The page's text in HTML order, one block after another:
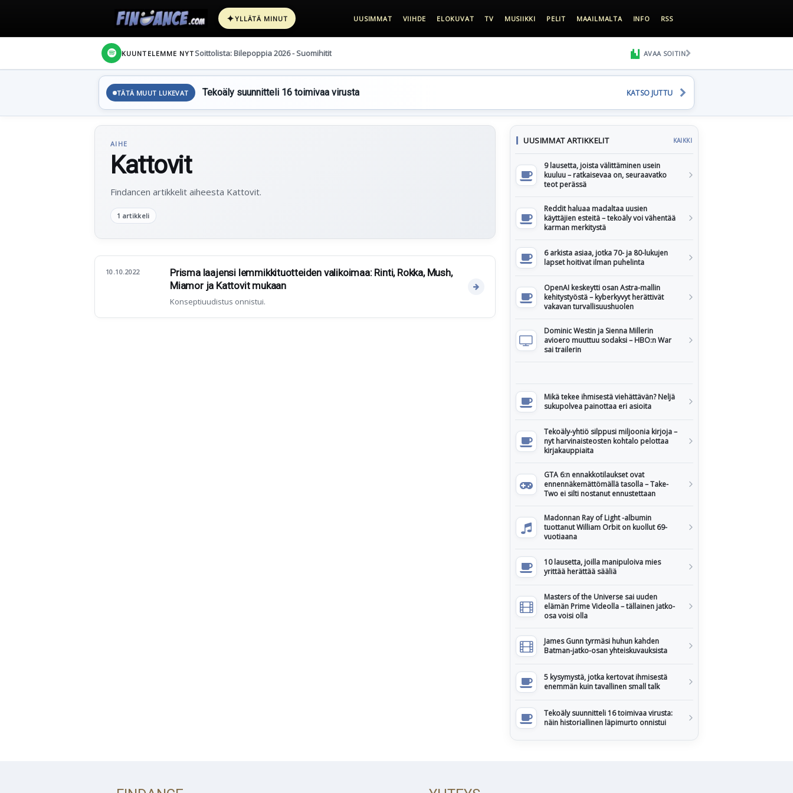
✦YLLÄTÄ MINUT UUSIMMAT VIIHDE ELOKUVAT TV MUSIIKKI PELIT MAAILMALTA INFO RSS
KUUNTELEMME NYT Soittolista: Bilepoppia 2026 - Suomihitit AVAA SOITIN
TÄTÄ MUUT LUKEVAT Tekoäly suunnitteli 16 toimivaa virusta KATSO JUTTU
AIHE
Kattovit
Findancen artikkelit aiheesta Kattovit.
1 artikkeli
10.10.2022
Prisma laajensi lemmikkituotteiden valikoimaa: Rinti, Rokka, Mush,
Miamor ja Kattovit mukaan
Konseptiuudistus onnistui.
UUSIMMAT ARTIKKELIT KAIKKI
9 lausetta, joista välittäminen usein
kuuluu – ratkaisevaa on, seuraavatko
teot perässä
Reddit haluaa madaltaa uusien
käyttäjien esteitä – tekoäly voi vähentää
karman merkitystä
6 arkista asiaa, jotka 70- ja 80-lukujen
lapset hoitivat ilman puhelinta
OpenAI keskeytti osan Astra-mallin
kehitystyöstä – kyberkyvyt herättivät
vakavan turvallisuushuolen
Dominic Westin ja Sienna Millerin
avioero muuttuu sodaksi – HBO:n War
sai trailerin
Mikä tekee ihmisestä viehättävän? Neljä
sukupolvea painottaa eri asioita
Tekoäly-yhtiö silppusi miljoonia kirjoja –
nyt harvinaisteosten kohtalo pelottaa
kirjakauppiaita
GTA 6:n ennakkotilaukset ovat
ennennäkemättömällä tasolla – Take-
Two ei silti nostanut ennustettaan
Madonnan Ray of Light -albumin
tuottanut William Orbit on kuollut 69-
vuotiaana
10 lausetta, joilla manipuloiva mies
yrittää herättää sääliä
Masters of the Universe sai uuden
elämän Prime Videolla – tällainen jatko-
osa voisi olla
James Gunn tyrmäsi huhun kahden
Batman-jatko-osan yhteiskuvauksista
5 kysymystä, jotka kertovat ihmisestä
enemmän kuin tavallinen small talk
Tekoäly suunnitteli 16 toimivaa virusta:
näin historiallinen läpimurto onnistui